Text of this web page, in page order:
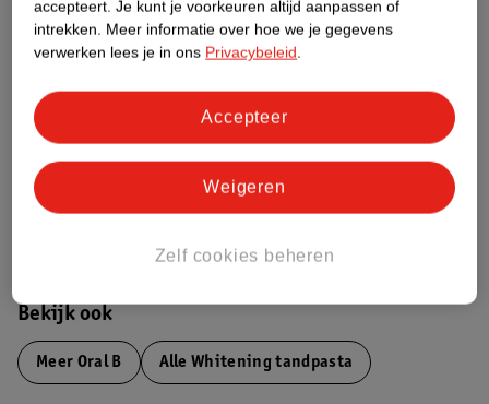
Nature Impact Score
Impact Score.
Meer informatie
Bekijk ook
Meer Oral B Alle Whitening tandpasta
accepteert. Je kunt je voorkeuren altijd aanpassen of
intrekken. Meer informatie over hoe we je gegevens
verwerken lees je in ons Privacybeleid.
Zelf cookies beheren
Weigeren
Accepteer